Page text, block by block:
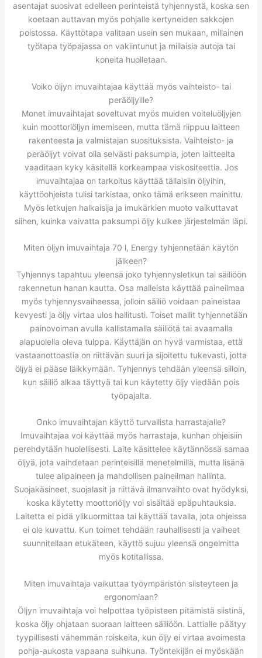
asentajat suosivat edelleen perinteistä tyhjennystä, koska sen
koetaan auttavan myös pohjalle kertyneiden sakkojen
poistossa. Käyttötapa valitaan usein sen mukaan, millainen
työtapa työpajassa on vakiintunut ja millaisia autoja tai
koneita huolletaan.
Voiko öljyn imuvaihtajaa käyttää myös vaihteisto- tai
peräöljyille?
Monet imuvaihtajat soveltuvat myös muiden voiteluöljyjen
kuin moottoriöljyn imemiseen, mutta tämä riippuu laitteen
rakenteesta ja valmistajan suosituksista. Vaihteisto- ja
peräöljyt voivat olla selvästi paksumpia, joten laitteelta
vaaditaan kyky käsitellä korkeampaa viskositeettia. Jos
imuvaihtajaa on tarkoitus käyttää tällaisiin öljyihin,
käyttöohjeista tulisi tarkistaa, onko tämä erikseen mainittu.
Myös letkujen halkaisija ja imukärkien muoto vaikuttavat
siihen, kuinka vaivatta paksumpi öljy kulkee järjestelmän läpi.
Miten öljyn imuvaihtaja 70 l, Energy tyhjennetään käytön
jälkeen?
Tyhjennys tapahtuu yleensä joko tyhjennysletkun tai säiliöön
rakennetun hanan kautta. Osa malleista käyttää paineilmaa
myös tyhjennysvaiheessa, jolloin säiliö voidaan paineistaa
kevyesti ja öljy virtaa ulos hallitusti. Toiset mallit tyhjennetään
painovoiman avulla kallistamalla säiliötä tai avaamalla
alapuolella oleva tulppa. Käyttäjän on hyvä varmistaa, että
vastaanottoastia on riittävän suuri ja sijoitettu tukevasti, jotta
öljyä ei pääse läikkymään. Tyhjennys tehdään yleensä silloin,
kun säiliö alkaa täyttyä tai kun käytetty öljy viedään pois
työpajalta.
Onko imuvaihtajan käyttö turvallista harrastajalle?
Imuvaihtajaa voi käyttää myös harrastaja, kunhan ohjeisiin
perehdytään huolellisesti. Laite käsittelee käytännössä samaa
öljyä, jota vaihdetaan perinteisillä menetelmillä, mutta lisänä
tulee alipaineen ja mahdollisen paineilman hallinta.
Suojakäsineet, suojalasit ja riittävä ilmanvaihto ovat hyödyksi,
koska käytetty moottoriöljy voi sisältää epäpuhtauksia.
Laitetta ei pidä ylikuormittaa tai käyttää tavalla, jota ohjeissa
ei ole kuvattu. Kun toimet tehdään rauhallisesti ja vaiheet
suunnitellaan etukäteen, käyttö sujuu yleensä ongelmitta
myös kotitallissa.
Miten imuvaihtaja vaikuttaa työympäristön siisteyteen ja
ergonomiaan?
Öljyn imuvaihtaja voi helpottaa työpisteen pitämistä siistinä,
koska öljy ohjataan suoraan laitteen säiliöön. Lattialle päätyy
tyypillisesti vähemmän roiskeita, kun öljy ei virtaa avoimesta
pohja-aukosta vapaana suihkuna. Työntekijän ei myöskään